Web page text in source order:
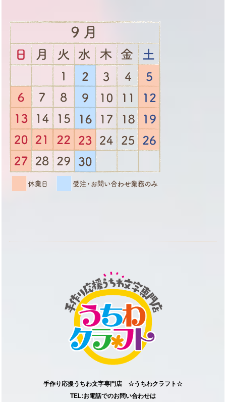
手作り応援うちわ文字専門店 ☆うちわクラフト☆
TEL:お電話でのお問い合わせは